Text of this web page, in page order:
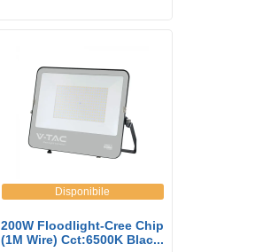
Disponibile
200W Floodlight-Cree Chip
(1M Wire) Cct:6500K Blac...